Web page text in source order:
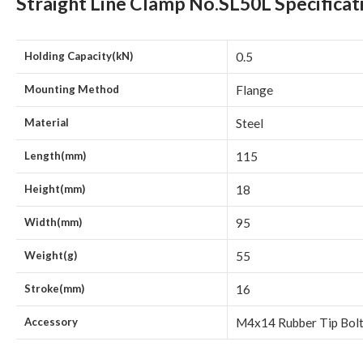
Holding Capacity(kN) 0.5
Mounting Method Flange
Material Steel
Length(mm) 115
Height(mm) 18
Width(mm) 95
Weight(g) 55
Stroke(mm) 16
Accessory M4x14 Rubber Tip Bolt